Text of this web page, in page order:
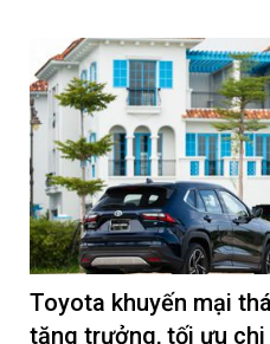
Toyota khuyến mại
tăng trưởng, tối ưu chi